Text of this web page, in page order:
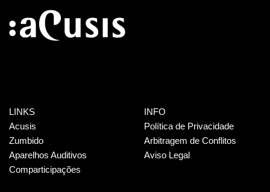
LINKS
Acusis
Zumbido
Aparelhos Auditivos
Comparticipações
INFO
Política de Privacidade
Arbitragem de Conflitos
Aviso Legal